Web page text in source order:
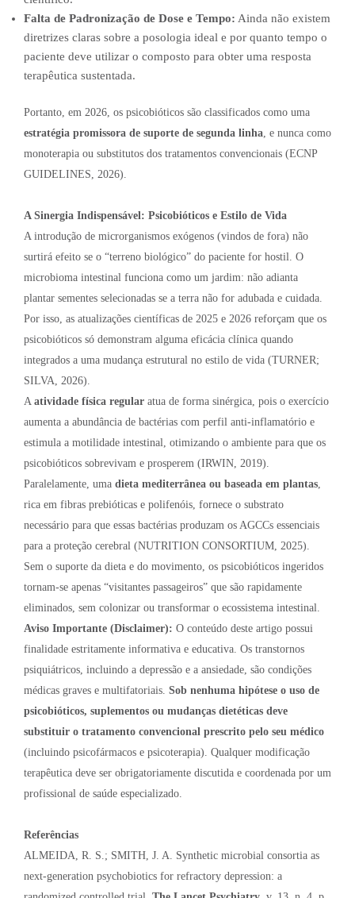
Falta de Padronização de Dose e Tempo: Ainda não existem
diretrizes claras sobre a posologia ideal e por quanto tempo o
paciente deve utilizar o composto para obter uma resposta
terapêutica sustentada.
Portanto, em 2026, os psicobióticos são classificados como uma
estratégia promissora de suporte de segunda linha, e nunca como
monoterapia ou substitutos dos tratamentos convencionais (ECNP
GUIDELINES, 2026).
A Sinergia Indispensável: Psicobióticos e Estilo de Vida
A introdução de microrganismos exógenos (vindos de fora) não
surtirá efeito se o “terreno biológico” do paciente for hostil. O
microbioma intestinal funciona como um jardim: não adianta
plantar sementes selecionadas se a terra não for adubada e cuidada.
Por isso, as atualizações científicas de 2025 e 2026 reforçam que os
psicobióticos só demonstram alguma eficácia clínica quando
integrados a uma mudança estrutural no estilo de vida (TURNER;
SILVA, 2026).
A atividade física regular atua de forma sinérgica, pois o exercício
aumenta a abundância de bactérias com perfil anti-inflamatório e
estimula a motilidade intestinal, otimizando o ambiente para que os
psicobióticos sobrevivam e prosperem (IRWIN, 2019).
Paralelamente, uma dieta mediterrânea ou baseada em plantas,
rica em fibras prebióticas e polifenóis, fornece o substrato
necessário para que essas bactérias produzam os AGCCs essenciais
para a proteção cerebral (NUTRITION CONSORTIUM, 2025).
Sem o suporte da dieta e do movimento, os psicobióticos ingeridos
tornam-se apenas “visitantes passageiros” que são rapidamente
eliminados, sem colonizar ou transformar o ecossistema intestinal.
Aviso Importante (Disclaimer): O conteúdo deste artigo possui
finalidade estritamente informativa e educativa. Os transtornos
psiquiátricos, incluindo a depressão e a ansiedade, são condições
médicas graves e multifatoriais. Sob nenhuma hipótese o uso de
psicobióticos, suplementos ou mudanças dietéticas deve
substituir o tratamento convencional prescrito pelo seu médico
(incluindo psicofármacos e psicoterapia). Qualquer modificação
terapêutica deve ser obrigatoriamente discutida e coordenada por um
profissional de saúde especializado.
Referências
ALMEIDA, R. S.; SMITH, J. A. Synthetic microbial consortia as
next-generation psychobiotics for refractory depression: a